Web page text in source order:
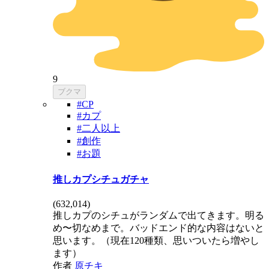
9
ブクマ
#CP
#カプ
#二人以上
#創作
#お題
推しカプシチュガチャ
(632,014)
推しカプのシチュがランダムで出てきます。明る
め〜切なめまで。バッドエンド的な内容はないと
思います。（現在120種類、思いついたら増やし
ます）
作者 原チキ